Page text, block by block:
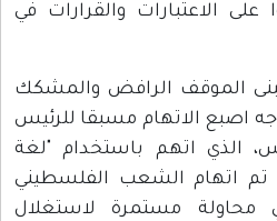
الاعتبارات والقرارات في
الموقف الرافض والمشكك
اصبع الاتهام مسبقا للرئيس
الذي اتهم باستخدام "لغة
تم اتهام الشعب الفلسطيني
محاولة مستمرة لاستغلال